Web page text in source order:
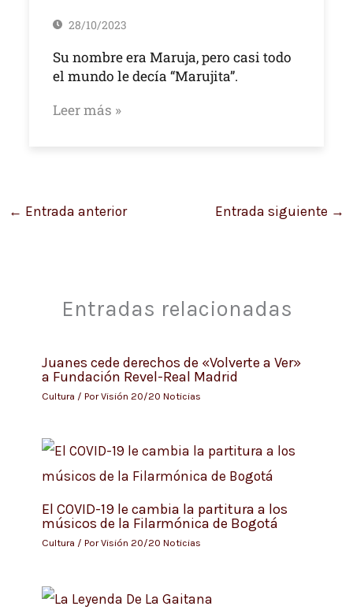
28/10/2023
Su nombre era Maruja, pero casi todo
el mundo le decía “Marujita”.
Leer más »
← Entrada anterior Entrada siguiente →
Entradas relacionadas
Juanes cede derechos de «Volverte a Ver»
a Fundación Revel-Real Madrid
Cultura / PorVisión 20/20 Noticias
El COVID-19 le cambia la partitura a los
músicos de la Filarmónica de Bogotá
Cultura / PorVisión 20/20 Noticias